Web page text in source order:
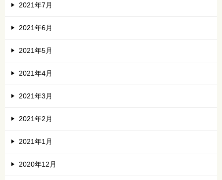
2021年7月
2021年6月
2021年5月
2021年4月
2021年3月
2021年2月
2021年1月
2020年12月